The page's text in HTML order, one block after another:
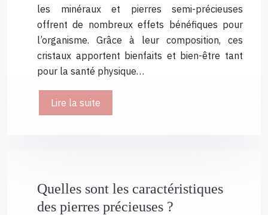
les minéraux et pierres semi-précieuses
offrent de nombreux effets bénéfiques pour
l’organisme. Grâce à leur composition, ces
cristaux apportent bienfaits et bien-être tant
pour la santé physique…
Lire la suite
Quelles sont les caractéristiques
des pierres précieuses ?